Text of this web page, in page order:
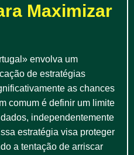
Maximizar
envolva um
de estratégias
as chances
comum é definir um limite
independentemente
estratégia visa proteger
a tentação de arriscar